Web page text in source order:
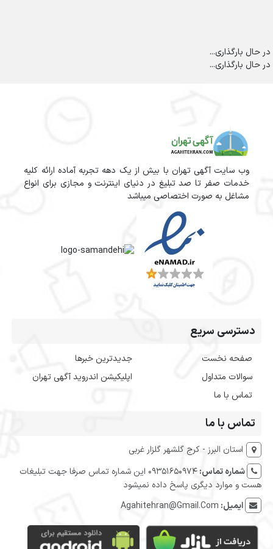
در حال بارگذاری...
در حال بارگذاری...
وب سایت آگهی تهران با بیش از یک دهه تجربه آماده ارائه کلیه
خدمات صفر تا صد تبلیغ در دنیای اینترنت و مجازی برای انواع
مشاغل به صورت اختصاصی میباشد
دسترسی سریع
صفحه نخست
سوالات متداول
تماس با ما
جدیدترین خبرها
اپلیکیشن اندروید آگهی تهران
تماس با ما
استان البرز - کرج گلشهر گلزار غربی
شماره تماس:
09351650974 این شماره تماس صرفا جهت تبلیغات
هست و موارد دیگری پاسخ داده نمیشود
ایمیل: Agahitehran@Gmail.Com